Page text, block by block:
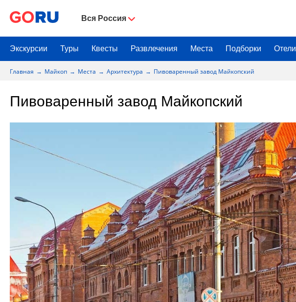
Вся Россия
Экскурсии Туры Квесты Развлечения Места Подборки Отели
Главная Майкоп Места Архитектура Пивоваренный завод Майкопский
Пивоваренный завод Майкопский